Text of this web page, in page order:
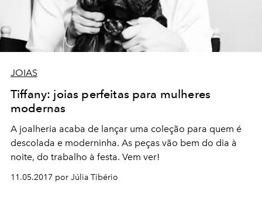
JOIAS
Tiffany: joias perfeitas para mulheres
modernas
A joalheria acaba de lançar uma coleção para quem é
descolada e moderninha. As peças vão bem do dia à
noite, do trabalho à festa. Vem ver!
11.05.2017 por Júlia Tibério